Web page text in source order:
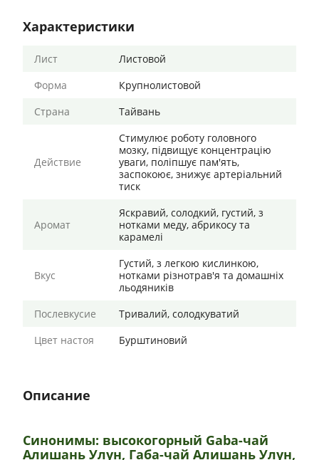
Характеристики
Лист
Листовой
Форма
Крупнолистовой
Страна
Тайвань
Действие
Стимулює роботу головного
мозку, підвищує концентрацію
уваги, поліпшує пам'ять,
заспокоює, знижує артеріальний
тиск
Аромат
Яскравий, солодкий, густий, з
нотками меду, абрикосу та
карамелі
Вкус
Густий, з легкою кислинкою,
нотками різнотрав'я та домашніх
льодяників
Послевкусие
Тривалий, солодкуватий
Цвет настоя
Бурштиновий
Описание
Синонимы: высокогорный Gaba-чай
Алишань Улун, Габа-чай Алишань Улун,